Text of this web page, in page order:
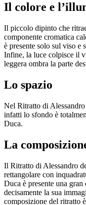
Il colore e
Il piccolo dipinto che
componente cromatica
è presente solo sul viso e
Infine, la luce colpisce il
leggera ombra la parte
Lo spazio
Nel Ritratto di
infatti lo sfondo è
Duca.
La
Il Ritratto di Alessandro
rettangolare con
Duca è presente una
decisamente la sua
composizione del ritratto